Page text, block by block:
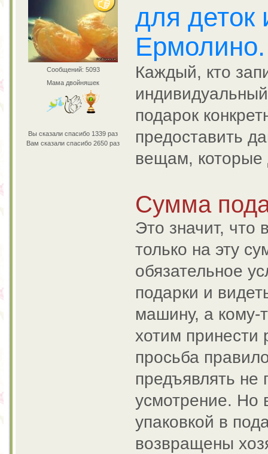
Сообщений: 5093
Мама двойняшек
Вы сказали спасибо 1339 раз
Вам сказали спасибо 2650 раз
для деток
Ермолино.
Каждый, кто
подарок
предоставить
вещам, которые
Сумма
Это значит, что
только на эту
обязательное
подарки и
машину, а кому-
хотим
просьба
предъявлять не
усмотрение. Но
упаковкой в
возвращены